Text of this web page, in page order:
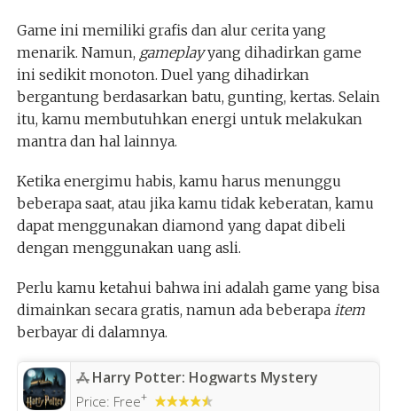
Game ini memiliki grafis dan alur cerita yang
menarik. Namun, gameplayyang dihadirkan game
ini sedikit monoton. Duel yang dihadirkan
bergantung berdasarkan batu, gunting, kertas. Selain
itu, kamu membutuhkan energi untuk melakukan
mantra dan hal lainnya.
Ketika energimu habis, kamu harus menunggu
beberapa saat, atau jika kamu tidak keberatan, kamu
dapat menggunakan diamond yang dapat dibeli
dengan menggunakan uang asli.
Perlu kamu ketahui bahwa ini adalah game yang bisa
dimainkan secara gratis, namun ada beberapa item
berbayar di dalamnya.
Harry Potter: Hogwarts Mystery
Price: Free+